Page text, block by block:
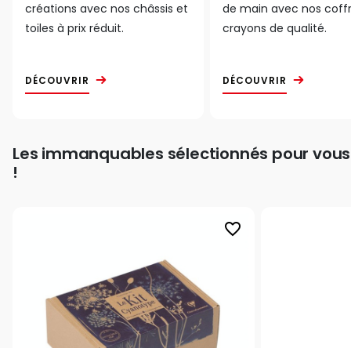
créations avec nos châssis et
toiles à prix réduit.
DÉCOUVRIR
de main avec nos
crayons de qualité.
DÉCOUVRIR
Les immanquables sélectionnés pour vous
!
favorite_border